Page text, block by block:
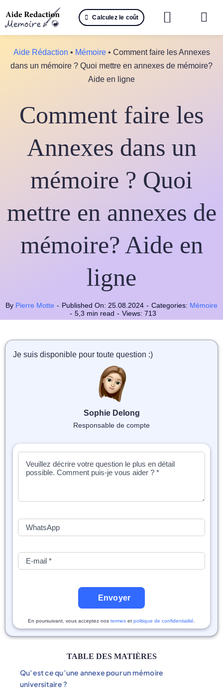
au
contenu
Calculez le coût
📝
🚀
Aide Rédaction • Mémoire• Comment faire les Annexes
dans un mémoire ? Quoi mettre en annexes de mémoire?
Aide en ligne
Comment faire les
Annexes dans un
mémoire ? Quoi
mettre en annexes de
mémoire? Aide en
ligne
By Pierre Motte - Published On: 25.08.2024 - Categories: Mémoire
- 5,3 min read - Views: 713
Je suis disponible pour toute question :)
Sophie Delong
Responsable de compte
Envoyer
En poursuivant, vous acceptez nos termes et politique de confidentialité
TABLE DES MATIÈRES
Qu’est ce qu’une annexe pour un mémoire
universitaire ?